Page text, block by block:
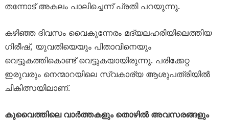
തന്നോട് അകലം പാലിച്ചെന്ന് പ്രതി പറയുന്നു.
കഴിഞ്ഞ ദിവസം വൈകുന്നേരം മദ്യലഹരിയിലെത്തിയ
ഗിരീഷ്, യുവതിയെയും പിതാവിനെയും
വെട്ടുകത്തികൊണ്ട് വെട്ടുകയായിരുന്നു. പരിക്കേറ്റ
ഇരുവരും നെന്മാറയിലെ സ്വകാര്യ ആശുപത്രിയിൽ
ചികിത്സയിലാണ്.
കുവൈത്തിലെ വാർത്തകളും തൊഴിൽ അവസരങ്ങളും